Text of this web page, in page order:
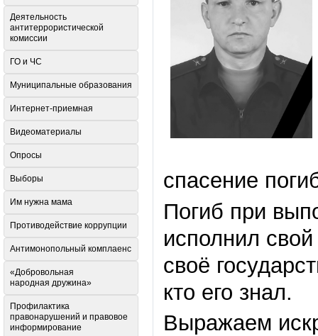
спасение
Погиб при
исполнил
своё
кто его знал.
Выражаем
Деятельность
антитеррористической
комиссии
ГО и ЧС
Муниципальные образования
Интернет-приемная
Видеоматериалы
Опросы
Выборы
Им нужна мама
Противодействие коррупции
Антимонопольный комплаенс
«Добровольная
народная дружина»
Профилактика
правонарушений и правовое
информирование